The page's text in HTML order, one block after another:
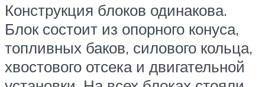
Конструкция блоков одинакова.
Блок состоит из опорного конуса,
топливных баков, силового кольца,
хвостового отсека и двигательной